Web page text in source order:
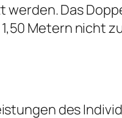
Das
Metern nicht
des